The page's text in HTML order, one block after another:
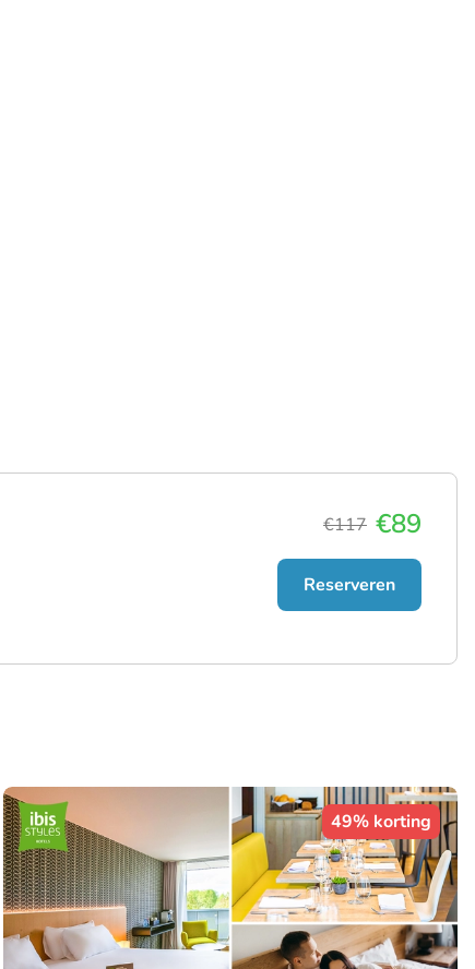
€117 €89
Reserveren
49% korting